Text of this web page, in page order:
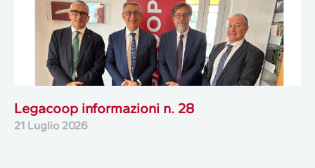
Legacoop informazioni n. 28
21 Luglio 2026